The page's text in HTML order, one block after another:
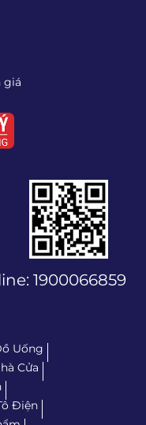
giá
1900066859
Uống
Cửa
Điện